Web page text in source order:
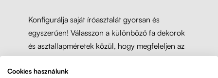
Konfigurálja saját íróasztalát gyorsan és
egyszerűen! Válasszon a különböző fa dekorok
és asztallapméretek közül, hogy megfeleljen az
igényeinek.
Cookies használunk